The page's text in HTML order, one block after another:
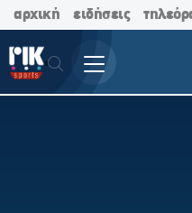
αρχική ειδήσεις